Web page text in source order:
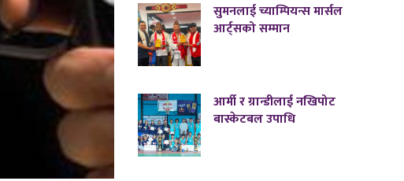
सुमनलाई च्याम्पियन्स मार्सल
आर्ट्सको सम्मान
आर्मी र ग्रान्डीलाई नखिपोट
बास्केटबल उपाधि